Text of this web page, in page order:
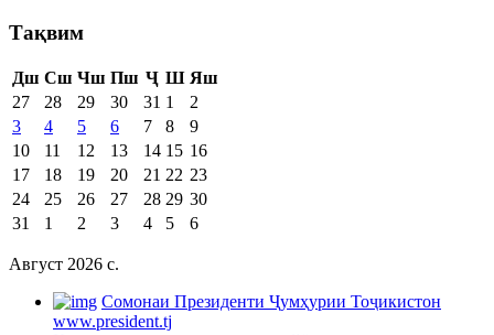
Тақвим
Дш Сш Чш Пш Ҷ Ш Яш
27
28 29 30 31 1
2
3
4 5 6 7 8
9
10
11 12 13 14 15 16
17
18 19 20 21 22 23
24
25 26 27 28 29 30
31
1 2 3 4 5 6
Август 2026 c.
Cомонаи Президенти Ҷумҳурии Тоҷикистон
www.president.tj